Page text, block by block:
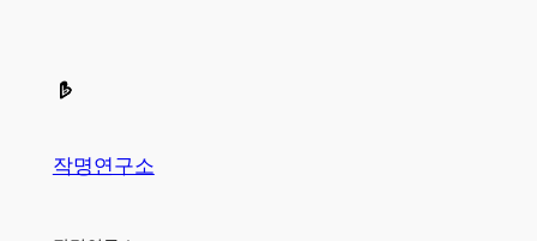
작명연구소